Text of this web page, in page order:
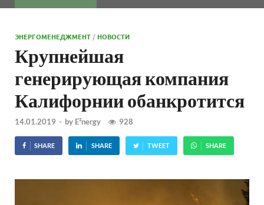
ЭНЕРГОМЕНЕДЖМЕНТ /НОВОСТИ
Крупнейшая
генерирующая компания
Калифорнии обанкротится
14.01.2019 - by E²nergy 928
SHARE SHARE TWEET SHARE